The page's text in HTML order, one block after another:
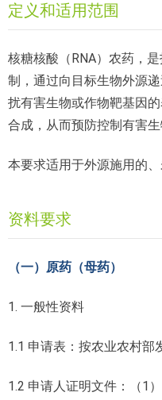
定义和适用范围
核糖核酸（RNA）农药，
制，通过向目标生物外源
扰有害生物或作物靶基因
合成，从而预防控制有害
本要求适用于外源施用的、
资料要求
（一）原药（母药）
1. 一般性资料
1.1 申请表：按农业农村部
1.2 申请人证明文件：（1